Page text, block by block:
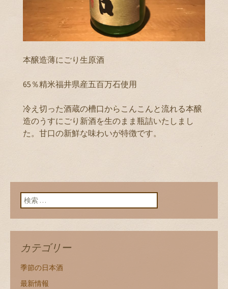
本醸造薄にごり生原酒
65％精米福井県産五百万石使用
冷え切った酒蔵の槽口からこんこんと流れる本醸
造のうすにごり新酒を生のまま瓶詰いたしまし
た。甘口の新鮮な味わいが特徴です。
検索:
カテゴリー
季節の日本酒
最新情報